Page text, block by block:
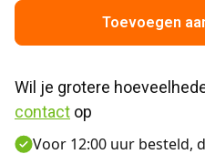
Toevoegen
contact op
Voor 12:00 uur besteld,